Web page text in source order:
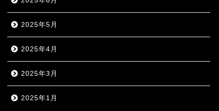
2025年5月
2025年4月
2025年3月
2025年1月